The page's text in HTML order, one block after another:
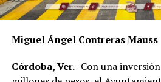
Miguel Ángel Contreras Mauss
Córdoba, Ver.- Con una